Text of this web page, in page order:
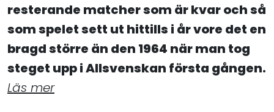
resterande matcher som är kvar och så
som spelet sett ut hittills i år vore det en
bragd större än den 1964 när man tog
steget upp i Allsvenskan första gången.
Läs mer